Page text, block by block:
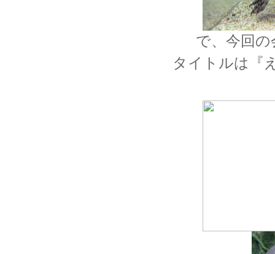
で、今回
タイトルは『